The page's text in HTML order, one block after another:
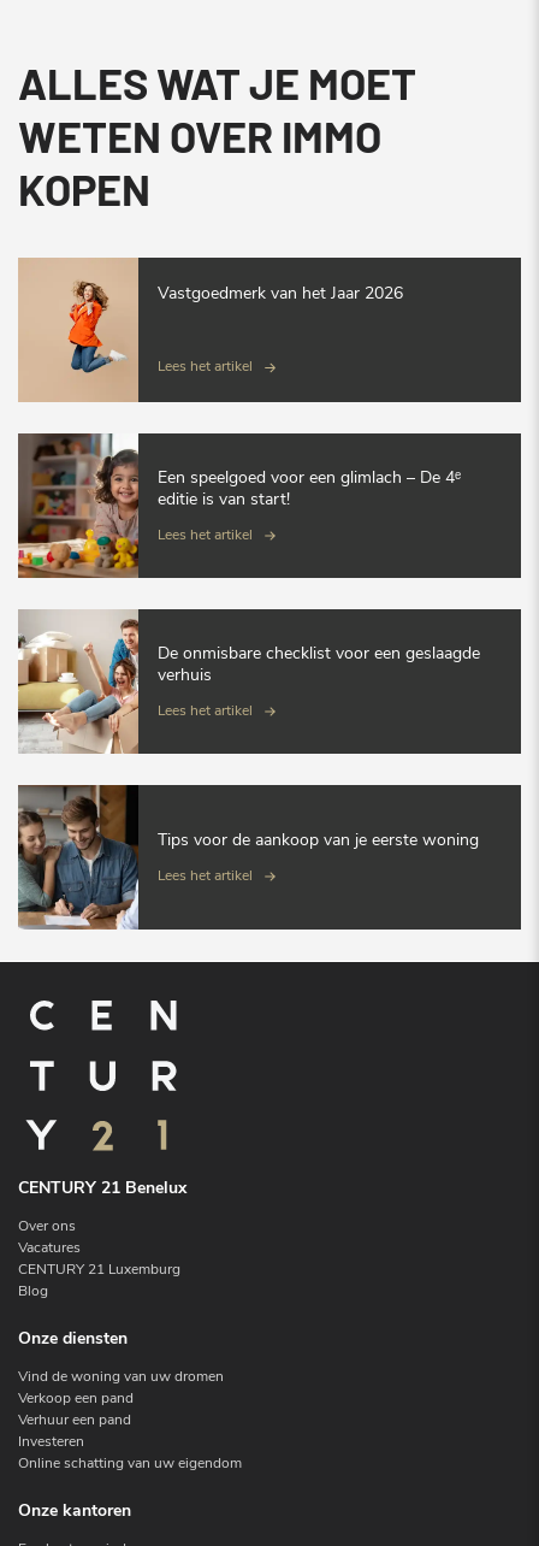
ALLES WAT JE MOET
WETEN OVER IMMO
KOPEN
Vastgoedmerk van het Jaar 2026
Lees het artikel
Een speelgoed voor een glimlach – De 4ᵉ
editie is van start!
Lees het artikel
De onmisbare checklist voor een geslaagde
verhuis
Lees het artikel
Tips voor de aankoop van je eerste woning
Lees het artikel
CENTURY 21 Benelux
Over ons
Vacatures
CENTURY 21 Luxemburg
Blog
Onze diensten
Vind de woning van uw dromen
Verkoop een pand
Verhuur een pand
Investeren
Online schatting van uw eigendom
Onze kantoren